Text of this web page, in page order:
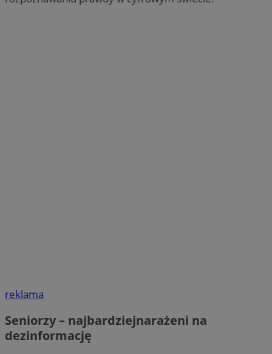
reklama
Seniorzy – najbardziejnarażeni na
dezinformację